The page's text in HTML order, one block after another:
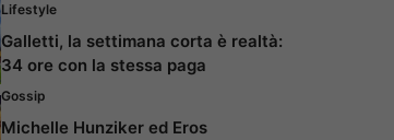
Lifestyle
Galletti, la settimana corta è realtà:
34 ore con la stessa paga
Gossip
Michelle Hunziker ed Eros